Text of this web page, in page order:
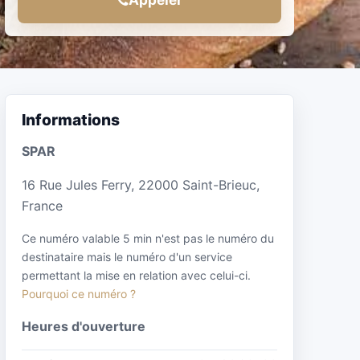
Informations
SPAR
16 Rue Jules Ferry, 22000 Saint-Brieuc,
France
Ce numéro valable 5 min n'est pas le numéro du
destinataire mais le numéro d'un service
permettant la mise en relation avec celui-ci.
Pourquoi ce numéro ?
Heures d'ouverture